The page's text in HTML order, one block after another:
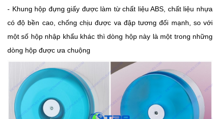
- Khung hộp đựng giấy được làm từ chất liệu ABS, chất liệu nhựa
có độ bền cao, chống chịu được va đập tương đối mạnh, so với
một số hộp nhập khẩu khác thì dòng hộp này là một trong những
dòng hộp được ưa chuộng